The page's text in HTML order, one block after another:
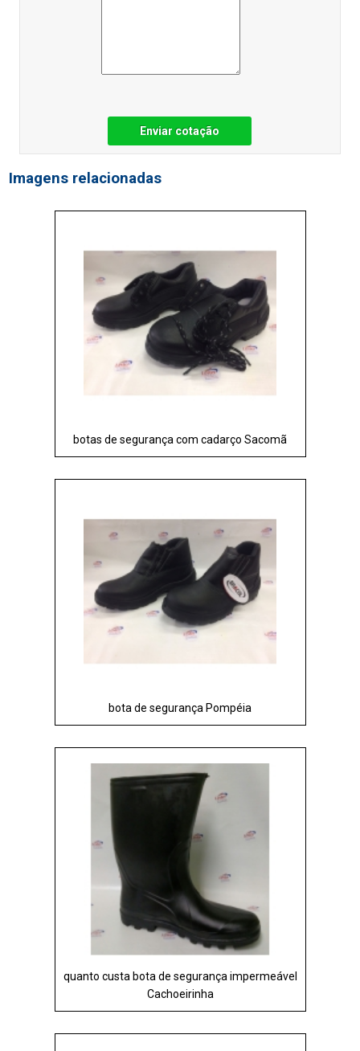
Enviar cotação
Imagens relacionadas
botas de segurança com cadarço Sacomã
bota de segurança Pompéia
quanto custa bota de segurança impermeável
Cachoeirinha